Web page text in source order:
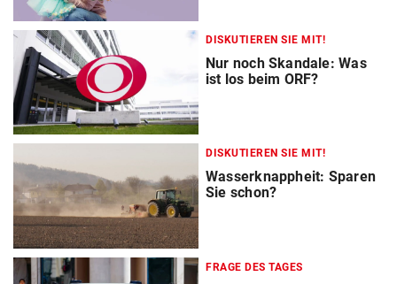
DISKUTIEREN SIE MIT!
Nur noch Skandale: Was
ist los beim ORF?
DISKUTIEREN SIE MIT!
Wasserknappheit: Sparen
Sie schon?
FRAGE DES TAGES